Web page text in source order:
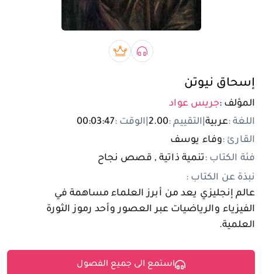
تسجيل الدخول
مستخدم جديد
صوتي bookبريميوم book
إسحاق نيوتن
المؤلف :جريس عواد
اللغة :عربية التقييم :2.00 الوقت :00:03:47
القارئ :وفاء يوسف
فئة الكتاب :تنمية ذاتية , قصص نجاح
نبذة عن الكتاب :
عالم إنجليزي يعد من أبرز العلماء مساهمة في
الفيزياء والرياضيات عبر العصور وأحد رموز الثورة
العلمية.
استمع الى جميع الفصول